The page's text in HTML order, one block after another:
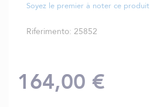
Soyez le premier à noter ce produit
Riferimento 25852
164,00 €